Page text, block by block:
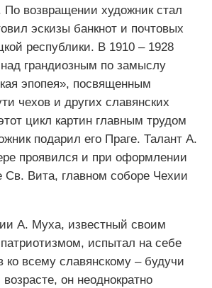
По возвращении художник стал
эскизы банкнот и почтовых
республики. В 1910 – 1928
грандиозным по замыслу
эпопея», посвященным
чехов и других славянских
цикл картин главным трудом
подарил его Праге. Талант А.
проявился и при оформлении
Св. Вита, главном соборе Чехии
А. Муха, известный своим
испытал на себе
ко всему славянскому – будучи
он неоднократно